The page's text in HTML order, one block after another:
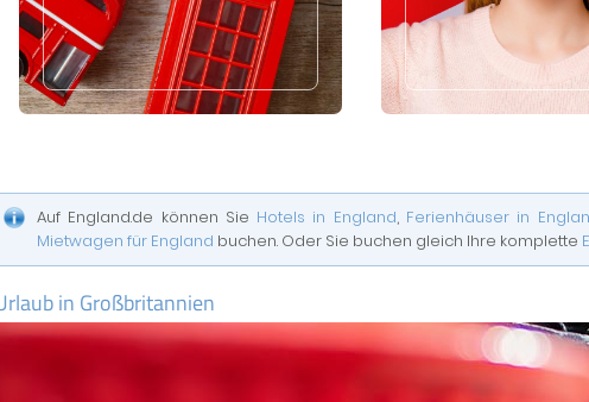
Auf England.de können Sie Hotels in England, Ferienhäuser in
Mietwagen für England buchen. Oder Sie buchen gleich Ihre komplette
in Großbritannien